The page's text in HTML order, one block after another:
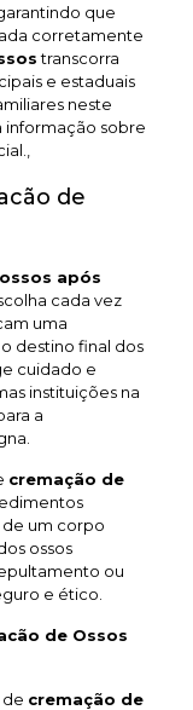
que
corretamente
transcorra
e estaduais
neste
informação sobre
de
após
cada vez
uma
destino final dos
cuidado e
instituições na
a
cremação de
um corpo
ossos
ou
e ético.
de Ossos
de cremação de